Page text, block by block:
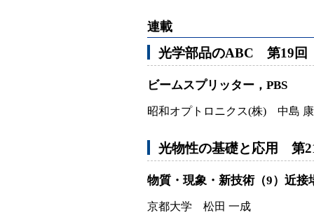
連載
光学部品のABC 第19回
ビームスプリッター，PBS
昭和オプトロニクス(株) 中島
光物性の基礎と応用 第
物質・現象・新技術（9）近接
京都大学 松田 一成